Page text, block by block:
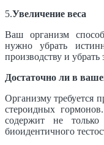
5.Увеличение веса
Ваш организм
нужно убрать
производству и
Достаточно ли в
Организму требуется
стероидных
содержит не
биоидентичного